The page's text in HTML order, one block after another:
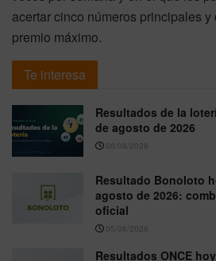
acertar cinco números principales
premio máximo.
Te interesa
Resultados de la
de agosto de 2026
06/08/2026
Resultado Bonoloto
agosto de 2026:
oficial
05/08/2026
Resultados ONCE